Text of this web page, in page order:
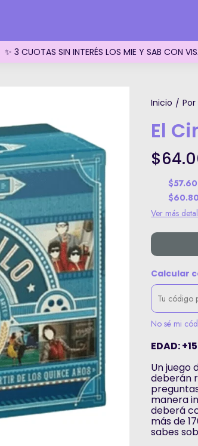
✨ 3 CUOTAS SIN INTERÉS LOS MIE Y SAB CON
Inicio /
El
Ver más
Calcular
No sé mi
EDAD:
Un juego
deberán
manera
deberá
más de
sabes